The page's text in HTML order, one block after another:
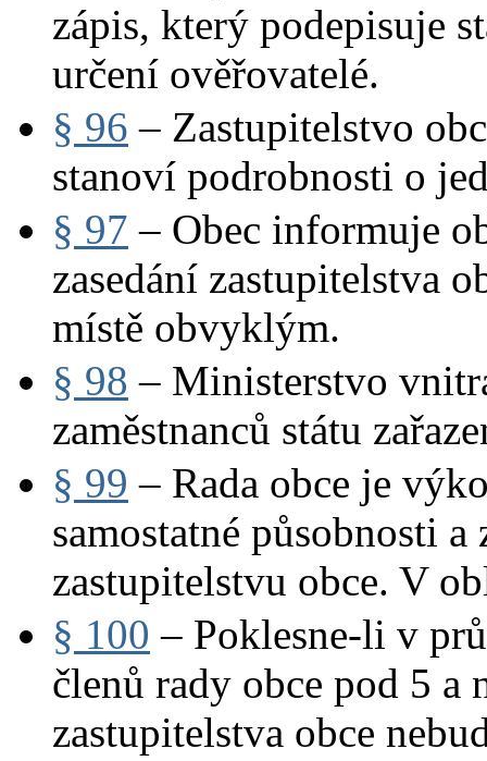
zápis, který podepisuje
určení ověřovatelé.
§ 96 – Zastupitelstvo
stanoví podrobnosti o
§ 97 – Obec informuje
zasedání zastupitelstva
místě obvyklým.
§ 98 – Ministerstvo
zaměstnanců státu
§ 99 – Rada obce je
samostatné působnosti
zastupitelstvu obce. V
§ 100 – Poklesne-li v
členů rady obce pod 5 a
zastupitelstva obce